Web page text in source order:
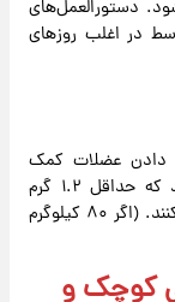
دستورالعمل‌های
فعالیت متوسط ​​در اغلب روزهای
دادن عضلات کمک
می‌کند. او به بیماران مسن خود توصیه می‌کند که حداقل ۱.۲ گرم
پروتئین به ازای هر کیلوگرم وزن بدنشان مصرف کنند. (اگر ۸۰ کیلوگرم
کوچک و